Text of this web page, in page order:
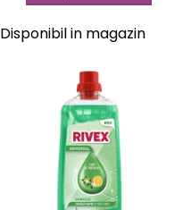
Disponibil in magazin